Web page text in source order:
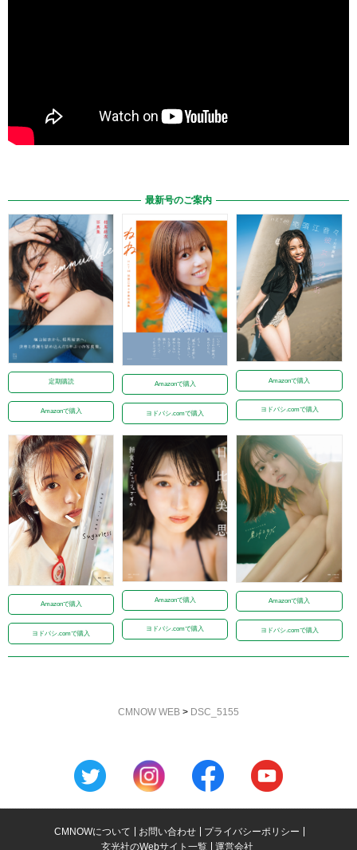
最新号のご案内
定期購読
Amazonで購入
Amazonで購入
ヨドバシ.comで購入
Amazonで購入
ヨドバシ.comで購入
Amazonで購入
ヨドバシ.comで購入
Amazonで購入
ヨドバシ.comで購入
Amazonで購入
ヨドバシ.comで購入
CMNOW WEB > DSC_5155
CMNOWについて お問い合わせ
プライバシーポリシー
玄光社のWebサイト一覧
運営会社